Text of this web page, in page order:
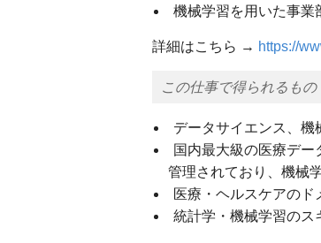
機械学習を用いた事業
詳細はこちら → https://
この仕事で得られるもの
データサイエンス、機
国内最大級の医療デ
管理されており、機械
医療・ヘルスケアのド
統計学・機械学習のス